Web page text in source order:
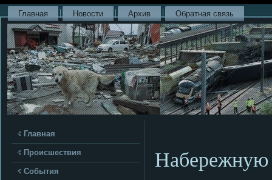
Главная Новости Архив Обратная связь
Главная
Происшествия
События Набережную